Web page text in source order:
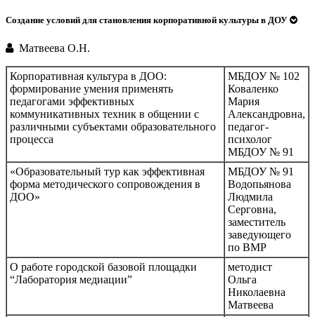
Создание условий для становления корпоративной культуры в ДОУ
Матвеева О.Н.
Корпоративная культура в ДОО:
формирование умения применять
педагогами эффективных
коммуникативных техник в общении с
различными субъектами образовательного
процесса
МБДОУ № 102
Коваленко
Мария
Александровна,
педагог-
психолог
МБДОУ № 91
«Образовательный тур как эффективная
форма методического сопровождения в
ДОО»
МБДОУ № 91
Водопьянова
Людмила
Серговна,
заместитель
заведующего
по ВМР
О работе городской базовой площадки
“Лаборатория медиации”
методист
Ольга
Николаевна
Матвеева